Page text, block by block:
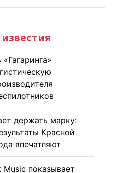
известия
держать марку:
Красной
впечатляют
показывает